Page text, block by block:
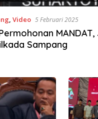
, Video 5 Februari 2025
MANDAT,
Sampang